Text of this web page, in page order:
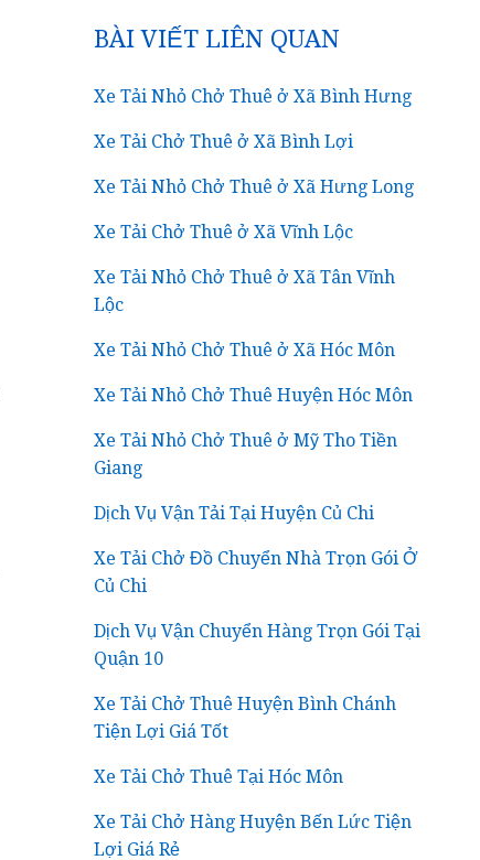
BÀI VIẾT LIÊN QUAN
Xe Tải Nhỏ Chở Thuê ở Xã Bình Hưng
Xe Tải Chở Thuê ở Xã Bình Lợi
Xe Tải Nhỏ Chở Thuê ở Xã Hưng Long
Xe Tải Chở Thuê ở Xã Vĩnh Lộc
Xe Tải Nhỏ Chở Thuê ở Xã Tân Vĩnh
Lộc
Xe Tải Nhỏ Chở Thuê ở Xã Hóc Môn
Xe Tải Nhỏ Chở Thuê Huyện Hóc Môn
Xe Tải Nhỏ Chở Thuê ở Mỹ Tho Tiền
Giang
Dịch Vụ Vận Tải Tại Huyện Củ Chi
Xe Tải Chở Đồ Chuyển Nhà Trọn Gói Ở
Củ Chi
Dịch Vụ Vận Chuyển Hàng Trọn Gói Tại
Quận 10
Xe Tải Chở Thuê Huyện Bình Chánh
Tiện Lợi Giá Tốt
Xe Tải Chở Thuê Tại Hóc Môn
Xe Tải Chở Hàng Huyện Bến Lức Tiện
Lợi Giá Rẻ